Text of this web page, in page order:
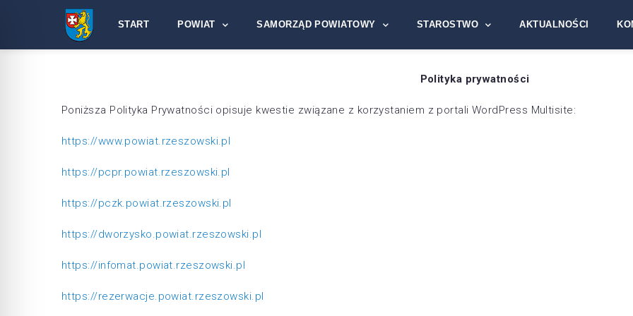
START POWIAT SAMORZĄD POWIATOWY STAROSTWO AKTUALNOŚCI
Polityka prywatności
Poniższa Polityka Prywatności opisuje kwestie związane z korzystaniem z portali WordPress Multisite:
https://www.powiat.rzeszowski.pl
https://pcpr.powiat.rzeszowski.pl
https://pczk.powiat.rzeszowski.pl
https://dworzysko.powiat.rzeszowski.pl
https://infomat.powiat.rzeszowski.pl
https://rezerwacje.powiat.rzeszowski.pl